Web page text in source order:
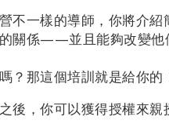
不一樣的導師，你將介
關係——並且能夠改變他
？那這個培訓就是給你的
後，你可以獲得授權來